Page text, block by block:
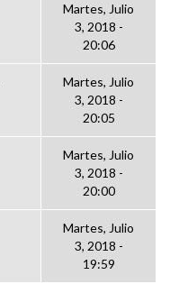
Martes, Julio
3, 2018 -
20:06
Martes, Julio
3, 2018 -
20:05
Martes, Julio
3, 2018 -
20:00
Martes, Julio
3, 2018 -
19:59